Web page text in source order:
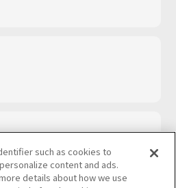
such as cookies to
content and ads.
details about how we use